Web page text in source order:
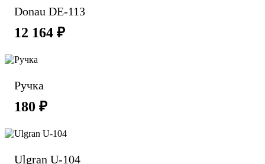
Donau DE-113
12 164 ₽
Ручка
180 ₽
Ulgran U-104